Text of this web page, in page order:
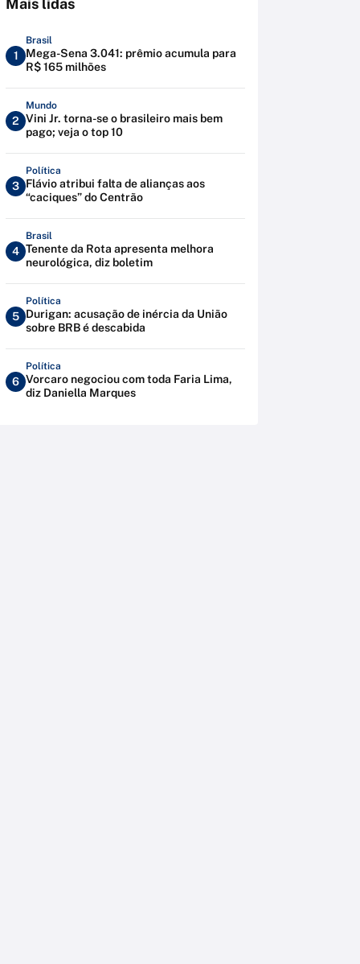
Mais lidas
1
Brasil
Mega-Sena 3.041: prêmio acumula para
R$ 165 milhões
2
Mundo
Vini Jr. torna-se o brasileiro mais bem
pago; veja o top 10
3
Política
Flávio atribui falta de alianças aos
“caciques” do Centrão
4
Brasil
Tenente da Rota apresenta melhora
neurológica, diz boletim
5
Política
Durigan: acusação de inércia da União
sobre BRB é descabida
6
Política
Vorcaro negociou com toda Faria Lima,
diz Daniella Marques